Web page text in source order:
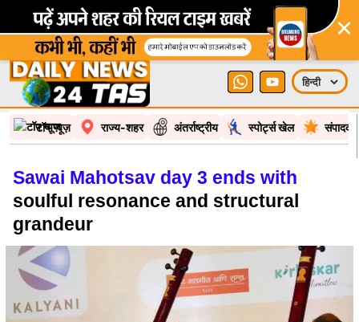
×
टॉप न्यूज़ राज्य-शहर अंतर्राष्ट्रीय स्पोर्ट्स खेल
Sawai Mahotsav day 3 ends with
soulful resonance and structural
grandeur